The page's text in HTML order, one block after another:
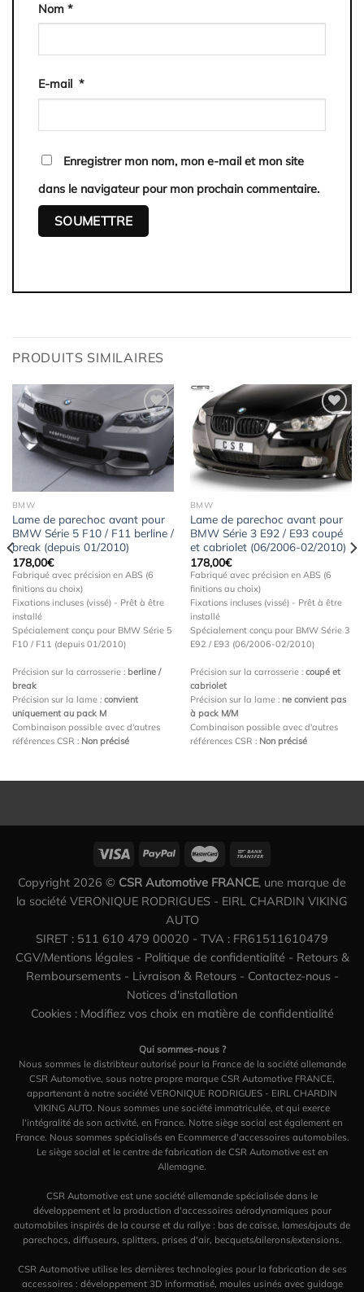
Nom *
E-mail *
Enregistrer mon nom, mon e-mail et mon site
dans le navigateur pour mon prochain commentaire.
PRODUITS SIMILAIRES
Ajouter
à la
wishlist
BMW
Lame de parechoc avant pour
BMW Série 5 F10 / F11 berline /
break (depuis 01/2010)
178,00€
Fabriqué avec précision en ABS (6
finitions au choix)
Fixations incluses (vissé) - Prêt à être
installé
Spécialement conçu pour BMW Série 5
F10 / F11 (depuis 01/2010)
Précision sur la carrosserie : berline /
break
Précision sur la lame : convient
uniquement au pack M
Combinaison possible avec d'autres
références CSR : Non précisé
Ajouter
à la
wishlist
BMW
Lame de parechoc avant pour
BMW Série 3 E92 / E93 coupé
et cabriolet (06/2006-02/2010)
178,00€
Fabriqué avec précision en ABS (6
finitions au choix)
Fixations incluses (vissé) - Prêt à être
installé
Spécialement conçu pour BMW Série 3
E92 / E93 (06/2006-02/2010)
Précision sur la carrosserie : coupé et
cabriolet
Précision sur la lame : ne convient pas
à pack M/M
Combinaison possible avec d'autres
références CSR : Non précisé
Copyright 2026 © CSR Automotive FRANCE, une marque de
la société VERONIQUE RODRIGUES - EIRL CHARDIN VIKING
AUTO
SIRET : 511 610 479 00020 - TVA : FR61511610479
CGV/Mentions légales- Politique de confidentialité - Retours &
Remboursements- Livraison & Retours- Contactez-nous-
Notices d'installation
Cookies : Modifiez vos choix en matière de confidentialité
Qui sommes-nous ?
Nous sommes le distribteur autorisé pour la France de la société allemande
CSR Automotive, sous notre propre marque CSR Automotive FRANCE,
appartenant à notre société VERONIQUE RODRIGUES - EIRL CHARDIN
VIKING AUTO. Nous sommes une société immatriculée, et qui exerce
l'intégralité de son activité, en France. Notre siège social est également en
France. Nous sommes spécialisés en Ecommerce d'accessoires automobiles.
Le siège social et le centre de fabrication de CSR Automotive est en
Allemagne.
CSR Automotive est une société allemande spécialisée dans le
développement et la production d'accessoires aérodynamiques pour
automobiles inspirés de la course et du rallye : bas de caisse, lames/ajouts de
parechocs, diffuseurs, splitters, prises d'air, becquets/ailerons/extensions.
CSR Automotive utilise les dernières technologies pour la fabrication de ses
accessoires : développement 3D informatisé, moules usinés avec guidage